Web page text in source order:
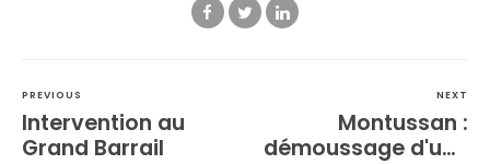
PREVIOUS
Intervention au
Grand Barrail
NEXT
Montussan :
démoussage d'une